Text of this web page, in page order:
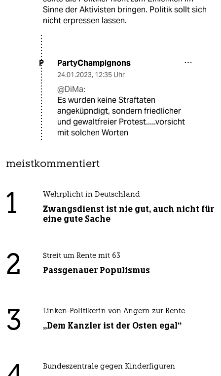
Sinne der Aktivisten bringen. Politik sollt sich
nicht erpressen lassen.
P PartyChampignons
24.01.2023, 12:35 Uhr
@DiMa:
Es wurden keine Straftaten
angeküpndigt, sondern friedlicher
und gewaltfreier Protest.....vorsicht
mit solchen Worten
meistkommentiert
1 Wehrplicht in Deutschland
Zwangsdienst ist nie gut, auch nicht für
eine gute Sache
2 Streit um Rente mit 63
Passgenauer Populismus
3 Linken-Politikerin von Angern zur Rente
„Dem Kanzler ist der Osten egal“
Bundeszentrale gegen Kinderfiguren